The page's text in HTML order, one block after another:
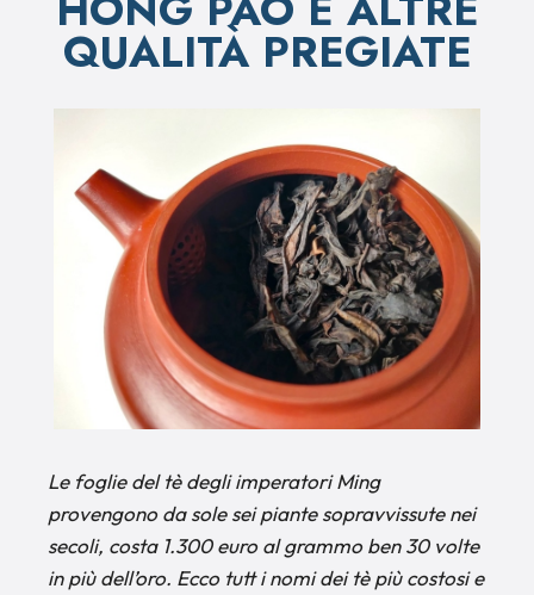
QUALITÀ PREGIATE
Le foglie del tè degli imperatori Ming
provengono da sole sei piante sopravvissute nei
secoli, costa 1.300 euro al grammo ben 30 volte
in più dell’oro. Ecco tutt i nomi dei tè più costosi e